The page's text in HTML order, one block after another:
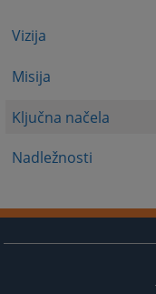
Vizija
Misija
Ključna načela
Nadležnosti